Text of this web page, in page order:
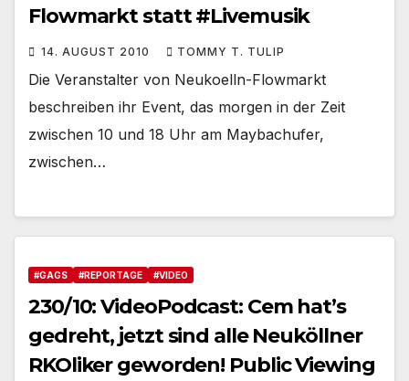
Flowmarkt statt #Livemusik
14. AUGUST 2010 TOMMY T. TULIP
Die Veranstalter von Neukoelln-Flowmarkt
beschreiben ihr Event, das morgen in der Zeit
zwischen 10 und 18 Uhr am Maybachufer,
zwischen…
#GAGS #REPORTAGE #VIDEO
230/10: VideoPodcast: Cem hat’s
gedreht, jetzt sind alle Neuköllner
RKOliker geworden! Public Viewing